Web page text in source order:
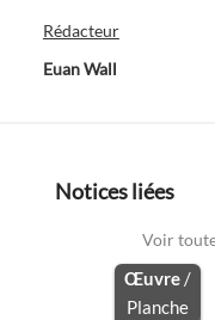
Rédacteur
Euan Wall
Notices liées
Voir
Œuvre /
Planche